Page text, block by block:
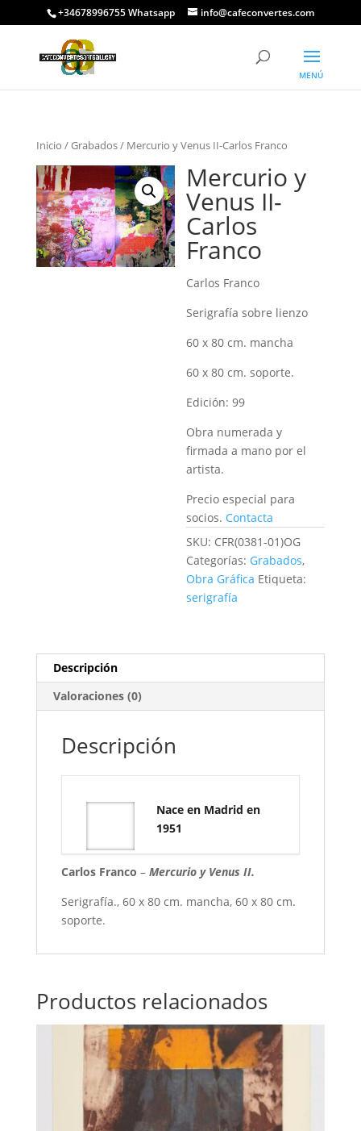
+34678996755 Whatsapp info@cafeconvertes.com
Inicio /Grabados/ Mercurio y Venus II-Carlos Franco
Mercurio y
Venus II-
Carlos
Franco
Carlos Franco
Serigrafía sobre lienzo
60 x 80 cm. mancha
60 x 80 cm. soporte.
Edición:99
Obra numerada y
firmada a mano por el
artista.
Precio especial para
socios. Contacta
SKU: CFR(0381-01)OG
Categorías: Grabados,
Obra Gráfica Etiqueta:
serigrafía
Descripción
Valoraciones (0)
Descripción
Nace en Madrid en
1951
Carlos Franco – Mercurio y Venus II.
Serigrafía., 60 x 80 cm. mancha, 60 x 80 cm.
soporte.
Productos relacionados